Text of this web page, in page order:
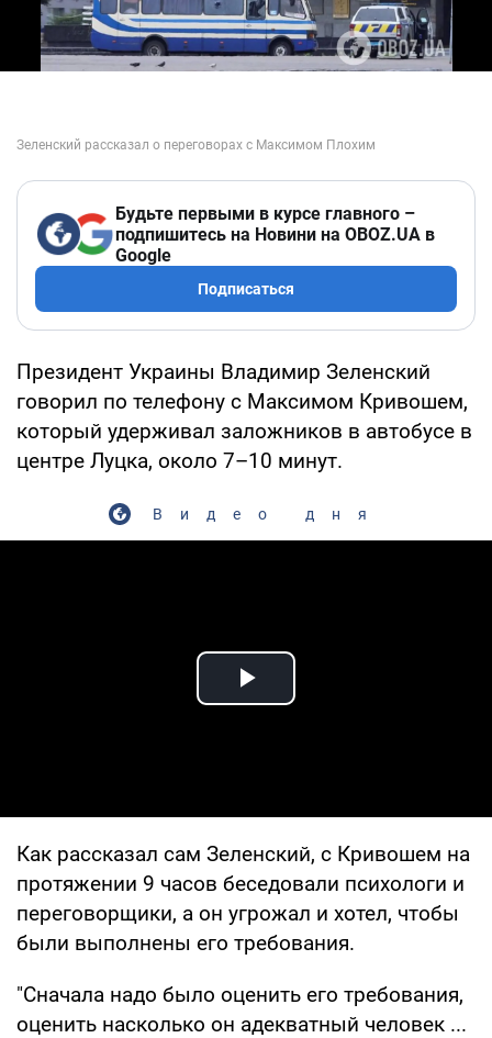
Будьте первыми в курсе главного –
подпишитесь на Новини на OBOZ.UA в
Google
Подписаться
Президент Украины Владимир Зеленский
говорил по телефону с Максимом Кривошем,
который удерживал заложников в автобусе в
центре Луцка, около 7–10 минут.
Видео дня
Play Video
Как рассказал сам Зеленский, с Кривошем на
протяжении 9 часов беседовали психологи и
переговорщики, а он угрожал и хотел, чтобы
были выполнены его требования.
"Сначала надо было оценить его требования,
оценить насколько он адекватный человек ...